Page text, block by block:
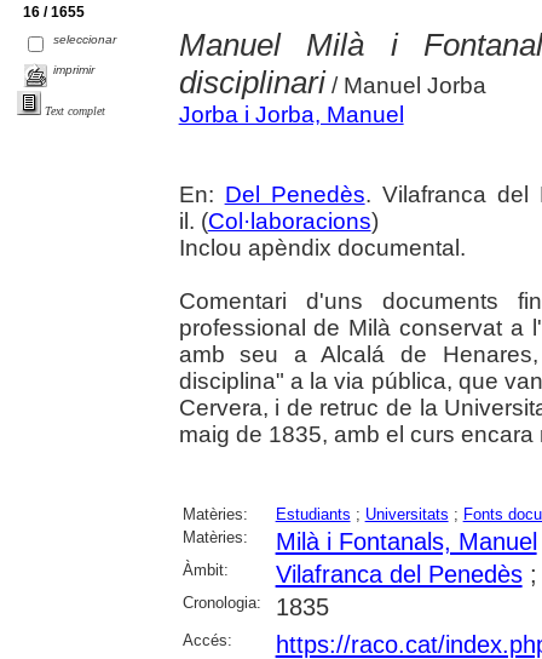
16 / 1655
seleccionar
imprimir
Text complet
Manuel Milà i
disciplinari/ Manuel Jorba
Jorba i Jorba, Manuel
En: Del Penedès. Vilafranca
il. (Col·laboracions)
Inclou apèndix documental.
Comentari d'uns documents
professional de Milà conservat a
amb seu a Alcalá de
disciplina" a la via pública, que
Cervera, i de retruc de la
maig de 1835, amb el curs encara
Matèries: Estudiants ; Universitats ; Fonts
Matèries:
Milà i Fontanals, Manuel
Àmbit: Vilafranca del Penedès
Cronologia: 1835
Accés: https://raco.cat/